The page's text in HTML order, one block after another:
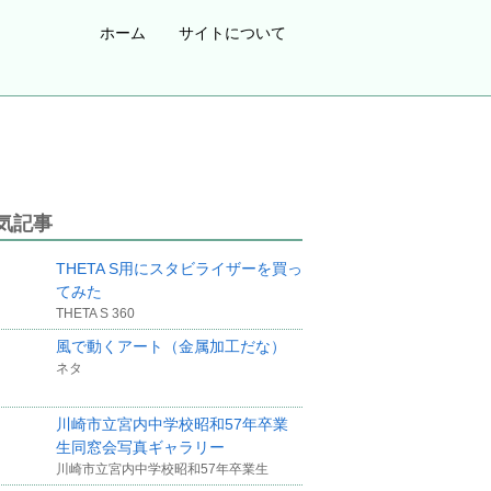
ホーム サイトについて
記事
THETA S用にスタビライザーを買っ
てみた
THETA S 360
風で動くアート（金属加工だな）
ネタ
川崎市立宮内中学校昭和57年卒業
生同窓会写真ギャラリー
川崎市立宮内中学校昭和57年卒業生